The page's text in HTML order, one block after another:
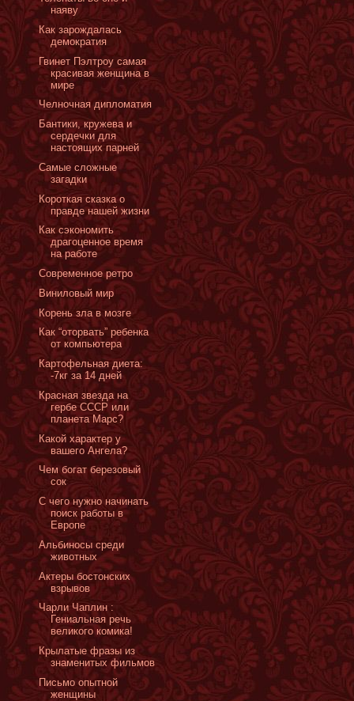
наяву
Как зарождалась
демократия
Гвинет Пэлтроу самая
красивая женщина в
мире
Челночная дипломатия
Бантики, кружева и
сердечки для
настоящих парней
Самые сложные
загадки
Короткая сказка о
правде нашей жизни
Как сэкономить
драгоценное время
на работе
Cовременное ретро
Виниловый мир
Корень зла в мозге
Как “оторвать” ребенка
от компьютера
Картофельная диета:
-7кг за 14 дней
Красная звезда на
гербе СССР или
планета Марс?
Какой характер у
вашего Ангела?
Чем богат березовый
сок
С чего нужно начинать
поиск работы в
Европе
Альбиносы среди
животных
Актеры бостонских
взрывов
Чарли Чаплин :
Гениальная речь
великого комика!
Крылатые фразы из
знаменитых фильмов
Письмо опытной
женщины